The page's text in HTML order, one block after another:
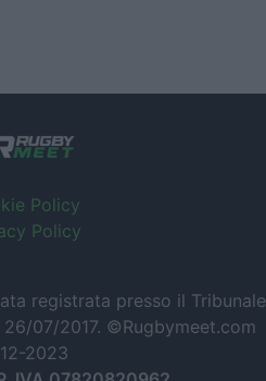
Policy
Policy
registrata presso il Tribunale
07/2017. ©Rugbymeet.com
2023